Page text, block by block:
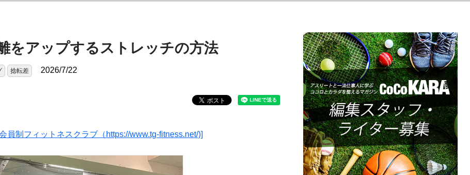
をアップするストレッチの方法
捻転差 2026/7/22
員制フィットネスクラブ（https://www.tg-fitness.net/)]